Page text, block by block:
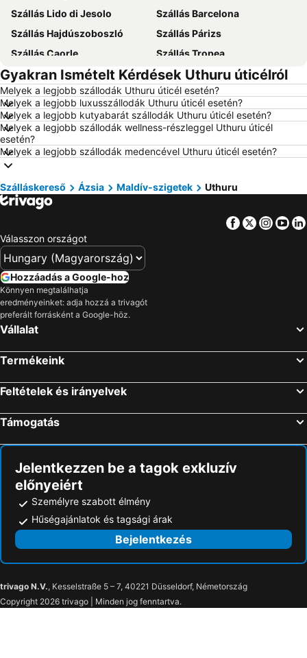
Szállás Lido di Jesolo
Szállás Barcelona
Szállás Hajdúszoboszló
Szállás Párizs
Szállás Caorle
Szállás Tropea
Szállás Dubrovnik
Szállás Eger
Szállás Debrecen
Szállás Bécs
Szállás Balatonfüred
Szállás London
Szállás Portorož
Szállás Napospart
Szállás Alghero
Szállás Rodosz sziget
Szállás Korfu
Szállás Szardínia
Szállás Görögország
Szállás Török Riviéra
Szállás Krk-sziget
Szállás Kréta
Szállás Balaton déli part
Szállás Montenegró
Szállás Tenerife
Szállás Garda-tó
Gyakran Ismételt Kérdések Uthuru úticélról
Melyek a legjobb szállodák Uthuru úticél esetén?
Melyek a legjobb luxusszállodák Uthuru úticél esetén?
Melyek a legjobb kutyabarát szállodák Uthuru úticél esetén?
Melyek a legjobb szállodák wellness-részleggel Uthuru úticél
esetén?
Melyek a legjobb szállodák medencével Uthuru úticél esetén?
Szálláskereső Ázsia Maldív-szigetek Uthuru
Facebook
Twitter
Válasszon országot
Hozzáadás a Google-hoz
Könnyen megtalálhatja
eredményeinket: adja hozzá a trivagót
preferált forrásként a Google-höz.
Vállalat
Termékeink
Feltételek és irányelvek
Támogatás
Jelentkezzen be a tagok exkluzív
előnyeiért
Személyre szabott élmény
Hűségajánlatok és tagsági árak
Bejelentkezés
trivago N.V., Kesselstraße 5 – 7, 40221 Düsseldorf, Németország
Copyright 2026 trivago | Minden jog fenntartva.